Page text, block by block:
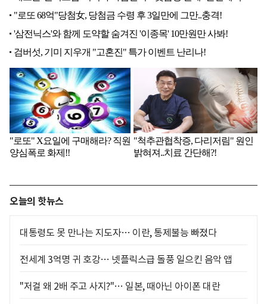
오늘의 핫뉴스
대통령도 못 만나는 지도자… 이란, 통제불능 빠졌다
전세계 3억명 귀 호강… 넷플릭스급 돌풍 일으킨 음악 앱
"저걸 왜 2배 주고 사지?"… 일본, 때아닌 아이폰 대란